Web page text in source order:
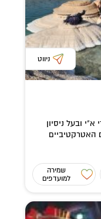
ניווט
ובעל ניסיון
האטרקטיביים
שמירה
למועדפים